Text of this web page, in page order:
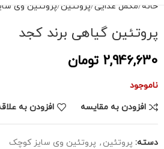
خانه مکمل غذایی پروتئین پروتئین وی
پروتئین گیاهی برند کجد
2,946,630 تومان
ناموجود
افزودن به مقایسه
افزودن به
دسته: پروتئین , پروتئین وی سایز کوچک